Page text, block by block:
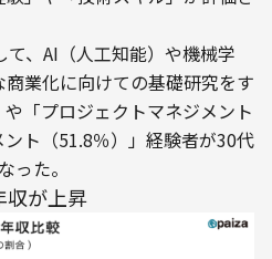
、AI（人工知能）や機械学
業化に向けての基礎研究をす
「プロジェクトマネジメント
ント（51.8％）」経験者が30代
った。
収が上昇